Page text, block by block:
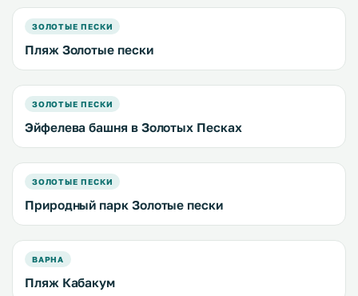
ЗОЛОТЫЕ ПЕСКИ
Пляж Золотые пески
ЗОЛОТЫЕ ПЕСКИ
Эйфелева башня в Золотых Песках
ЗОЛОТЫЕ ПЕСКИ
Природный парк Золотые пески
ВАРНА
Пляж Кабакум